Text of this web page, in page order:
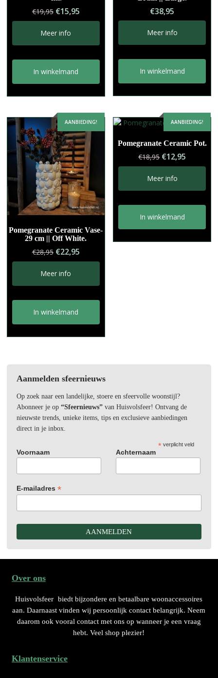
€19,95 Oorspronkelijke
prijs
was:
€19,95.
€15,95Huidige
prijs
€15,95.
Meer info
In winkelmand
€38,95
Meer info
In winkelmand
AANBIEDING!
Pomegranate Ceramic Vase-
29 cm || Off White.
€28,95 Oorspronkelijke
prijs
was:
€28,95.
€22,95Huidige
prijs
€22,95.
Meer info
In winkelmand
AANBIEDING!
Pomegranate Ceramic Pot.
€18,95
prijs
was:
€18,95.
€12,95
prijs
€12,95.
Meer info
In winkelmand
Aanmelden sfeernieuws
Op zoek naar een landelijke, stoere en sfeervolle woonstijl?
Abonneer je op “Sfeernieuws”van Huisvolsfeer! Ontvang de
nieuwste trends, unieke items, tips en exclusieve aanbiedingen
direct in je inbox.
*verplicht veld
Voornaam Achternaam
E-mailadres *
Over ons
Huisvolsfeer biedt bijzondere en betaalbare woonaccessoires
aan. Daarnaast vinden wij persoonlijk contact belangrijk. Neem
daarom ook vooral contact met ons op wanneer je een vraag
hebt. Veel shop plezier!
Klantenservice